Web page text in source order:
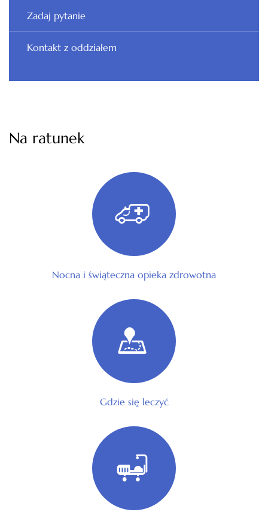
Zadaj pytanie
Kontakt z oddziałem
Na ratunek
Nocna i świąteczna opieka zdrowotna
Gdzie się leczyć